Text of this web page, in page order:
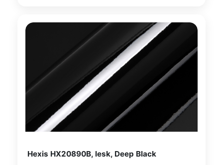
Hexis HX20890B, lesk, Deep Black